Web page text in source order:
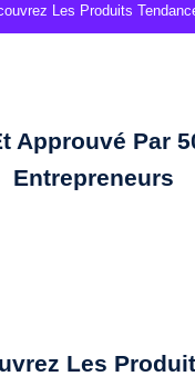
Les Produits
Approuvé Par
Entrepreneurs
Les